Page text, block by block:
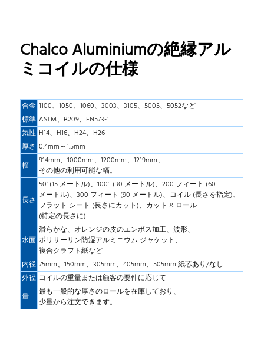
Chalco Aluminiumの絶縁アル
ミコイルの仕様
合金 1100、1050、1060、3003、3105、5005、5052など
標準 ASTM、B209、EN573-1
気性 H14、H16、H24、H26
厚さ 0.4mm～1.5mm
幅
914mm、1000mm、1200mm、1219mm、
その他の利用可能な幅。
長さ
50' (15 メートル)、100' (30 メートル)、200 フィート (60
メートル)、300 フィート (90 メートル)、コイル (長さを指定)、
フラット シート (長さにカット)、カット & ロール
(特定の長さに)
水面
滑らかな、オレンジの皮のエンボス加工、波形、
ポリサーリン防湿アルミニウム ジャケット、
複合クラフト紙など
内径 75mm、150mm、305mm、405mm、505mm 紙芯あり/なし
外径 コイルの重量または顧客の要件に応じて
量
最も一般的な厚さのロールを在庫しており、
少量から注文できます。